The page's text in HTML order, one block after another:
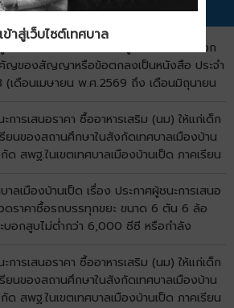
าคาอื่นๆ
ผู้ชนะการจัดซื้อจัดจ้างหรือผู้ได้รับการคัดเลือก
คัญของสัญญาหรือข้อตกลงเป็นหนังสือ ประจำ
(เดือนเมษายน พ.ศ.2569 ถึง เดือนมิถุนายน
การเสนอราคา ซื้ออาหารเสริม (นม) ให้แก่เด็ก
รียนของสถานศึกษาในสังกัดเทศบาลเมืองบ้าน
ด สพฐ.ในเขตเทศบาลเมืองบ้านเป็ด ภาคเรียน
าลเมืองบ้านเป็ด เรื่อง ประกาศผู้ชนะการเสนอ
ดราคาซื้อรถบรรทุกขยะ ขนาด 6 ตัน 6 ล้อ
บอกสูบไม่ต่ำกว่า 6,000 ซีซี หรือกำลัง
ด้วยวิธีประกวดราคาอิเล็กทรอนิกส์ (e-
กาศประกวดราคา
การเสนอราคา ซื้ออาหารเสริม (นม) ให้แก่เด็ก
รียนของสถานศึกษาในสังกัดเทศบาลเมืองบ้าน
ด สพฐ.ในเขตเทศบาลเมืองบ้านเป็ด ภาคเรียน
เข้าสู่เว็บไซต์เทศบาล